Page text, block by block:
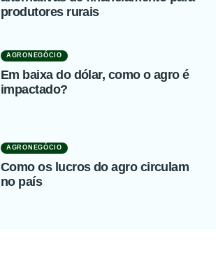
produtores rurais
AGRONEGÓCIO
Em baixa do dólar, como o agro é
impactado?
AGRONEGÓCIO
Como os lucros do agro circulam
no país